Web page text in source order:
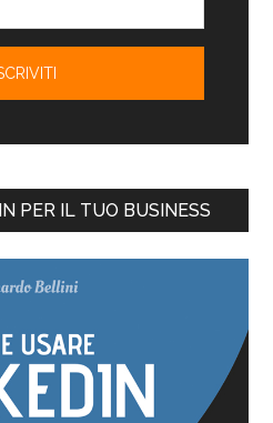
PER IL TUO BUSINESS